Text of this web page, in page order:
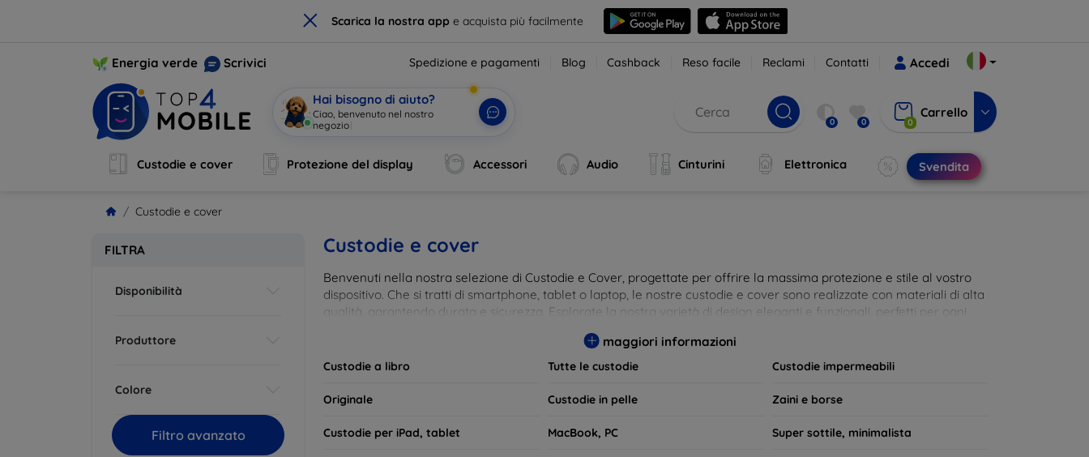
× Scarica la nostra appe acquista più facilmente
Energia verde Scrivici Spedizione e pagamenti Blog Cashback Reso facile Reclami Contatti Accedi
Hai bisogno di aiuto?
Ciao, benvenuto nel nostro
negozio
0 0 0
Carrello
Custodie e cover Protezione del display Accessori Audio Cinturini Elettronica Svendita
Custodie e cover
FILTRA
Disponibilità
Produttore
Colore
Filtro avanzato
Custodie e cover
Benvenuti nella nostra selezione di Custodie e Cover, progettate per offrire la massima protezione e stile al vostro
dispositivo. Che si tratti di smartphone, tablet o laptop, le nostre custodie e cover sono realizzate con materiali di alta
qualità, garantendo durata e sicurezza. Esplorate la nostra varietà di design eleganti e funzionali, perfetti per ogni
maggiori informazioni
Custodie a libro Tutte le custodie Custodie impermeabili
Originale Custodie in pelle Zaini e borse
Custodie per iPad, tablet MacBook, PC Super sottile, minimalista